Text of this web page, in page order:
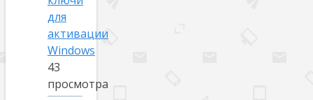
для
активации
Windows
43
просмотра